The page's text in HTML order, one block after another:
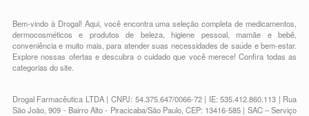
Bem-vindo à Drogal! Aqui, você encontra uma seleção completa demedicamentos
dermocosméticos e produtos de beleza,higiene pessoal,mamãe e bebê
conveniênciae muito mais, para atender suas necessidades de saúde e bem-estar.
Explore nossas ofertas e descubra o cuidado que você merece!Confira todas as
categorias do site.
Drogal Farmacêutica LTDA | CNPJ: 54.375.647/0066-72 | IE: 535.412.860.113 | Rua
São João, 909 - Bairro Alto - Piracicaba/São Paulo, CEP: 13416-585 | SAC – Serviço